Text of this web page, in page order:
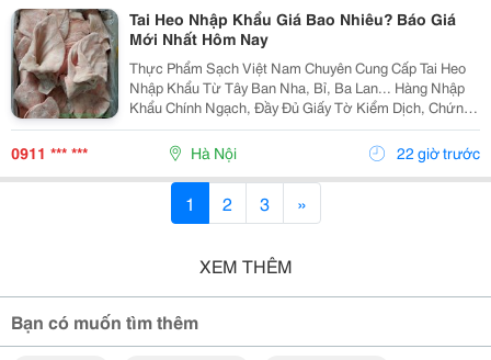
Tai Heo Nhập Khẩu Giá Bao Nhiêu? Báo Giá
Mới Nhất Hôm Nay
Thực Phẩm Sạch Việt Nam Chuyên Cung Cấp Tai Heo
Nhập Khẩu Từ Tây Ban Nha, Bỉ, Ba Lan... Hàng Nhập
Khẩu Chính Ngạch, Đầy Đủ Giấy Tờ Kiểm Dịch, Chứng
Nhận Xuất Xứ Và Được Bảo Quản Đông Lạnh Ở
-18&Deg;C , Giữ Trọn Độ Giòn, Vị Ngọt Tự Nhiên Và
Chất Lượng...
0911 *** *** Hà Nội 22 giờ trước
1 2 3 »
XEM THÊM
Bạn có muốn tìm thêm